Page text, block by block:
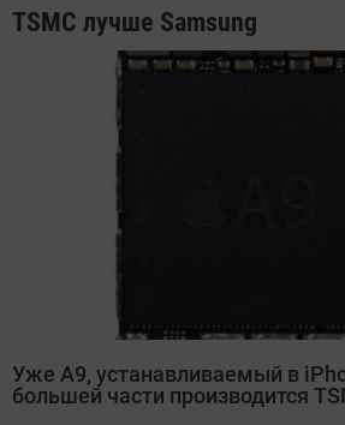
TSMC лучше Samsung
Уже А9, устанавливаемый в
большей части производится